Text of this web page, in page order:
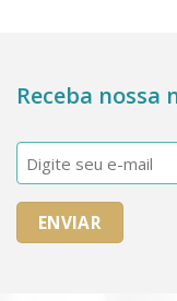
Receba nossa
E-
mail
(obrigatório)